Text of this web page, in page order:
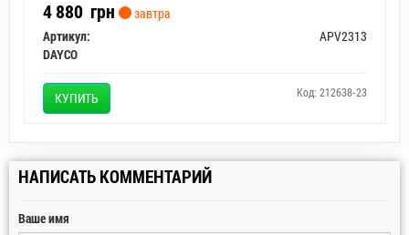
4 880 грн
завтра
Артикул:
APV2313
DAYCO
КУПИТЬ Код: 212638-23
НАПИСАТЬ КОММЕНТАРИЙ
Ваше имя